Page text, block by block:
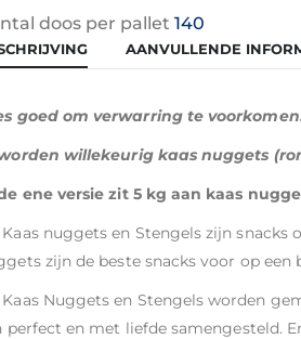
doos per pallet140
AANVULLENDE
goed om verwarring te
willekeurig kaas nuggets
ene versie zit 5 kg aan kaas
Kaas nuggets en Stengels zijn snacks
zijn de beste snacks voor op
Kaas Nuggets en Stengels worden
perfect en met liefde samengesteld.